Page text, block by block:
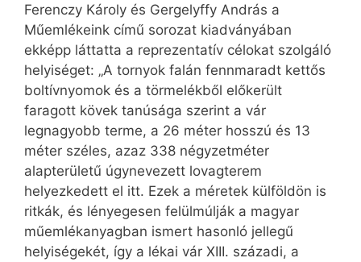
Ferenczy Károly és Gergelyffy András a
Műemlékeink című sorozat kiadványában
ekképp láttatta a reprezentatív célokat szolgáló
helyiséget: „A tornyok falán fennmaradt kettős
boltívnyomok és a törmelékből előkerült
faragott kövek tanúsága szerint a vár
legnagyobb terme, a 26 méter hosszú és 13
méter széles, azaz 338 négyzetméter
alapterületű úgynevezett lovagterem
helyezkedett el itt. Ezek a méretek külföldön is
ritkák, és lényegesen felülmúlják a magyar
műemlékanyagban ismert hasonló jellegű
helyiségekét, így a lékai vár XIII. századi, a